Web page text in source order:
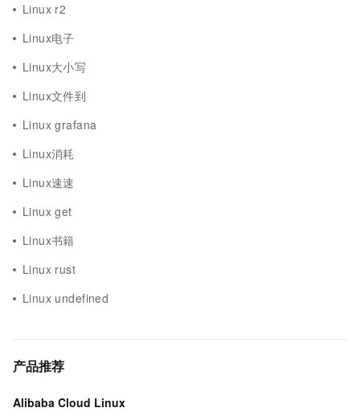
Linux r2
Linux电子
Linux大小写
Linux文件到
Linux grafana
Linux消耗
Linux速速
Linux get
Linux书籍
Linux rust
Linux undefined
产品推荐
Alibaba Cloud Linux